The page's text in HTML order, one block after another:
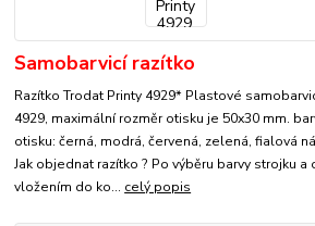
Samobarvicí razítko
Razítko Trodat Printy 4929* Plastové
4929, maximální rozměr otisku je 50x30 mm.
otisku: černá, modrá, červená, zelená, fialová
Jak objednat razítko ? Po výběru barvy strojku a
vložením do ko... celý popis